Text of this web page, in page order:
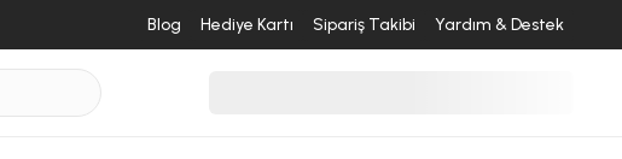
Blog Hediye Kartı Sipariş Takibi Yardım & Destek